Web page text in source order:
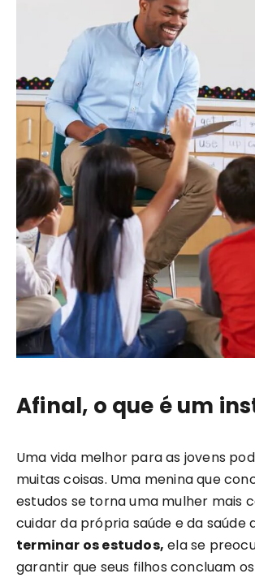
Afinal, o que é um
Uma vida melhor para as jovens
muitas coisas. Uma menina que
estudos se torna uma mulher mais
cuidar da própria saúde e da saúde
terminar os estudos, ela se
garantir que seus filhos concluam